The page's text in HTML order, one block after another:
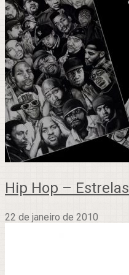
Hip Hop – Estrelas
22 de janeiro de 2010